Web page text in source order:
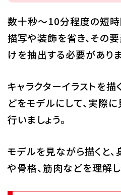
数十秒〜10分程度の短時
描写や装飾を省き、その
けを抽出する必要がありま
キャラクターイラストを
どをモデルにして、実際
行いましょう。
モデルを見ながら描くと
や骨格、筋肉などを理解し